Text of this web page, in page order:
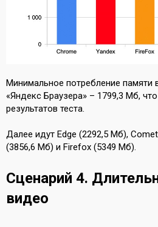
Минимальное потребление памяти
«Яндекс Браузера» – 1799,3 Мб,
результатов теста.
Далее идут Edge (2292,5 Мб),
(3856,6 Мб) и Firefox (5349 Мб).
Сценарий 4.
видео